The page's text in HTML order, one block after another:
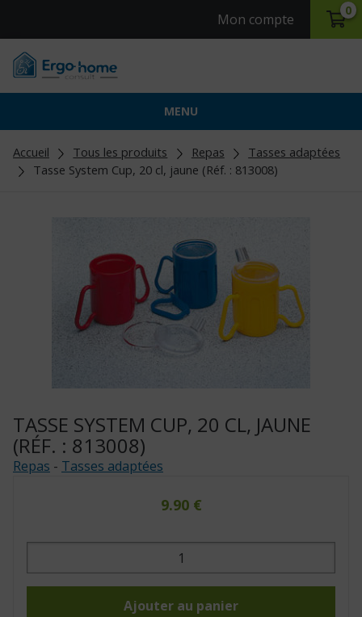
Mon compte
0
MENU
Accueil Tous les produits Repas
Tasses adaptées
Tasse System Cup, 20 cl, jaune (Réf. : 813008)
TASSE SYSTEM CUP, 20 CL, JAUNE
(RÉF. : 813008)
Repas - Tasses adaptées
9.90 €
quantité
Tasse
Ajouter au panier